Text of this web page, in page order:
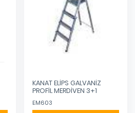
KANAT ELİPS GALVANİZ
PROFİL MERDİVEN 3+1
EM603